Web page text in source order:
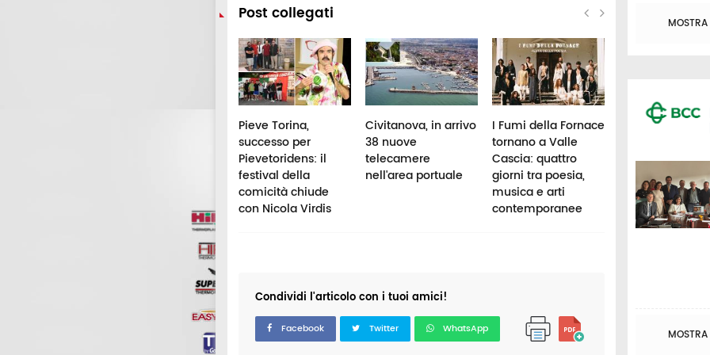
Post collegati
Pieve Torina,
successo per
Pievetoridens: il
festival della
comicità chiude
con Nicola Virdis
Civitanova, in arrivo
38 nuove
telecamere
nell'area portuale
I Fumi della Fornace
tornano a Valle
Cascia: quattro
giorni tra poesia,
musica e arti
contemporanee
Eclissi di Sole e
agosto il cielo
regala uno
spettacolo
anche nelle
Condividi l'articolo con i tuoi amici!
Facebook Twitter WhatsApp